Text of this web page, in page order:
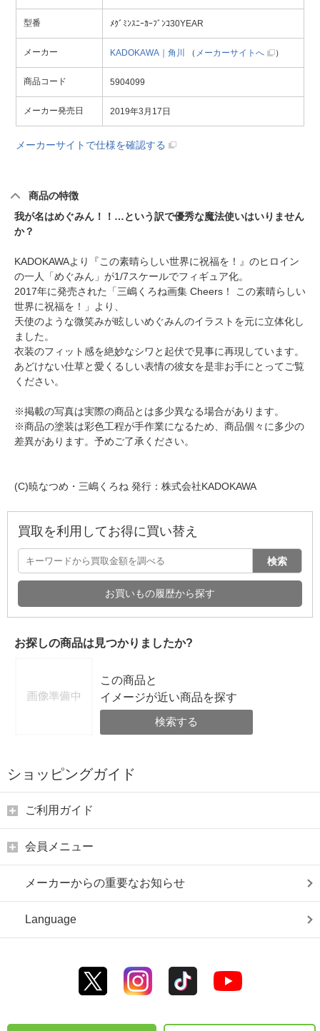
型番 ﾒｸﾞﾐﾝｽﾆｰｶｰﾌﾞﾝｺ30YEAR
メーカー KADOKAWA｜角川 （ メーカーサイトへ ）
商品コード 5904099
メーカー発売日 2019年3月17日
メーカーサイトで仕様を確認する
商品の特徴
我が名はめぐみん！！…という訳で優秀な魔法使いはいりません
か？
KADOKAWAより『この素晴らしい世界に祝福を！』のヒロイン
の一人「めぐみん」が1/7スケールでフィギュア化。
2017年に発売された「三嶋くろね画集 Cheers！ この素晴らしい
世界に祝福を！」より、
天使のような微笑みが眩しいめぐみんのイラストを元に立体化し
ました。
衣装のフィット感を絶妙なシワと起伏で見事に再現しています。
あどけない仕草と愛くるしい表情の彼女を是非お手にとってご覧
ください。
※掲載の写真は実際の商品とは多少異なる場合があります。
※商品の塗装は彩色工程が手作業になるため、商品個々に多少の
差異があります。予めご了承ください。
(C)暁なつめ・三嶋くろね 発行：株式会社KADOKAWA
買取を利用してお得に買い替え
検索
お買いもの履歴から探す
お探しの商品は見つかりましたか?
この商品と
イメージが近い商品を探す
検索する
ショッピングガイド
ご利用ガイド
会員メニュー
メーカーからの重要なお知らせ
Language